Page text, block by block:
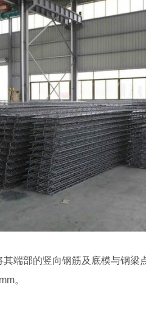
端部的竖向钢筋及底模与钢
。